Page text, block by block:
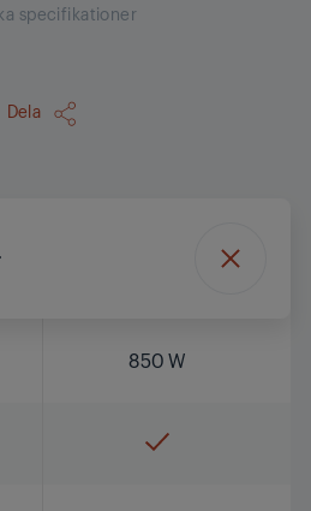
specifikationer
Dela
850 W